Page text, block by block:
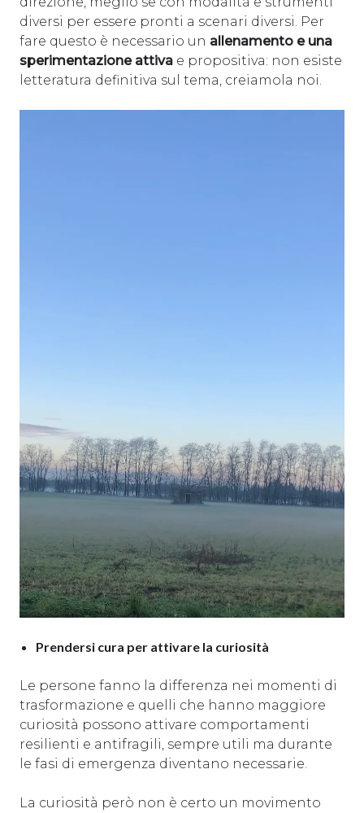
diversi per essere pronti a scenari diversi. Per
fare questo è necessario un allenamento e una
sperimentazione attiva e propositiva: non esiste
letteratura definitiva sul tema, creiamola noi.
Prendersi cura per attivare la curiosità
Le persone fanno la differenza nei momenti di
trasformazione e quelli che hanno maggiore
curiosità possono attivare comportamenti
resilienti e antifragili, sempre utili ma durante
le fasi di emergenza diventano necessarie.
La curiosità però non è certo un movimento